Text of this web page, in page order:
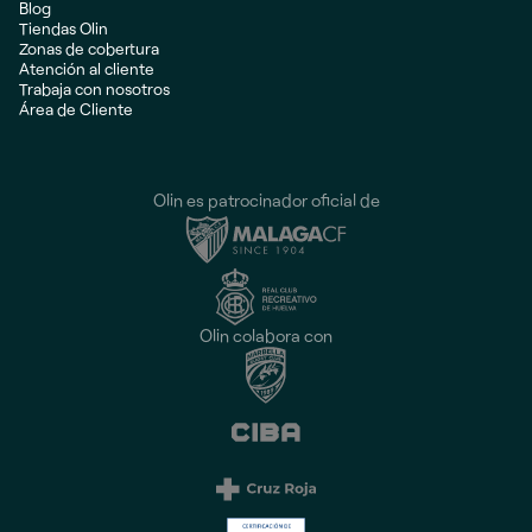
Blog
Tiendas Olin
Zonas de cobertura
Atención al cliente
Trabaja con nosotros
Área de Cliente
Olin es patrocinador oficial de
Olin colabora con